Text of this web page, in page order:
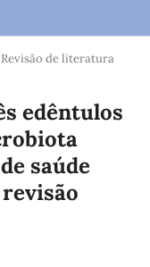
Revisão de literatura
edêntulos
saúde